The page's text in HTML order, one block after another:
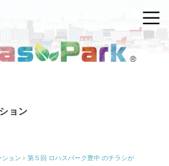
ョン
ション › 第５回 ロハスパーク豊中 のチラシが